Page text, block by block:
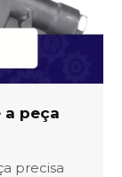
a peça
precisa